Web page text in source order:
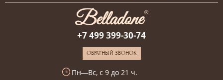
+7 499 399-30-74
ОБРАТНЫЙ ЗВОНОК
Пн—Вс, с 9 до 21 ч.